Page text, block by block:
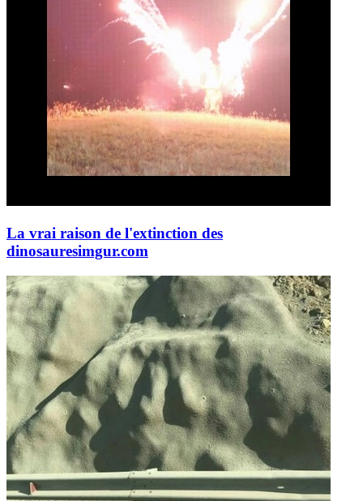
La vrai raison de l'extinction des
dinosauresimgur.com